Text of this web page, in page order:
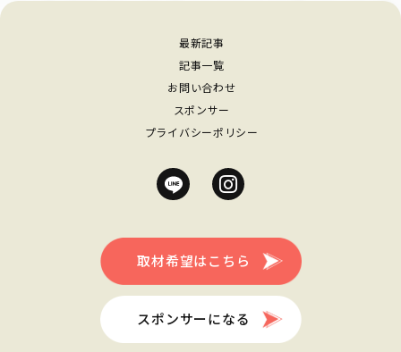
取材希望はこちら
スポンサーになる
最新記事
記事一覧
お問い合わせ
スポンサー
プライバシーポリシー